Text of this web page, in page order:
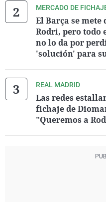
MERCADO DE
El Barça se
Rodri, pero todo
no lo da por
'solución' para
REAL MADRID
Las redes
fichaje de
"Queremos a